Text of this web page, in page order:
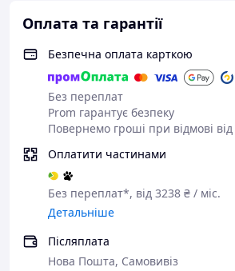
Оплата та гарантії
Безпечна оплата карткою
Без переплат
Prom гарантує безпеку
Повернемо гроші при відмові
Оплатити частинами
Без переплат*, від 3238 ₴ / міс.
Детальніше
Післяплата
Нова Пошта, Самовивіз